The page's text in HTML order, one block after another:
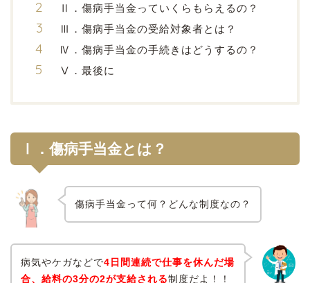
Ⅱ．傷病手当金っていくらもらえるの？
Ⅲ．傷病手当金の受給対象者とは？
Ⅳ．傷病手当金の手続きはどうするの？
Ⅴ．最後に
Ⅰ．傷病手当金とは？
傷病手当金って何？どんな制度なの？
病気やケガなどで4日間連続で仕事を休んだ場
合、給料の3分の2が支給される制度だよ！！